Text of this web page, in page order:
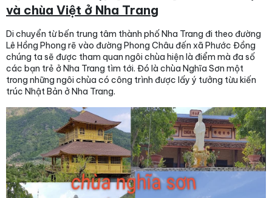
và chùa Việt ở Nha Trang
Di chuyển từ bến trung tâm thành phố Nha Trang đi theo đường
Lê Hồng Phong rẽ vào đường Phong Châu đến xã Phước Đồng
chúng ta sẽ được tham quan ngôi chùa hiện là điểm mà đa số
các bạn trẻ ở Nha Trang tìm tới. Đó là chùa Nghĩa Sơn một
trong những ngôi chùa có công trình được lấy ý tưởng từu kiến
trúc Nhật Bản ở Nha Trang.